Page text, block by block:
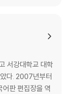
러오는 위협 | 두
덮쳐오는 테크노퓨
서강대학교 대학
다. 2007년부터
어판 편집장을 역